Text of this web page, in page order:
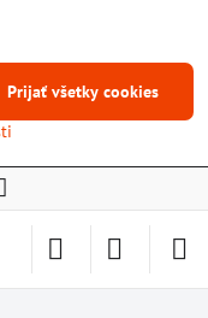
Prijať všetky cookies